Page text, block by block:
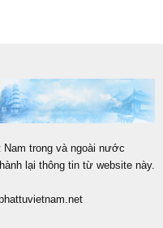
Nam trong và ngoài nước
lại thông tin từ website này.